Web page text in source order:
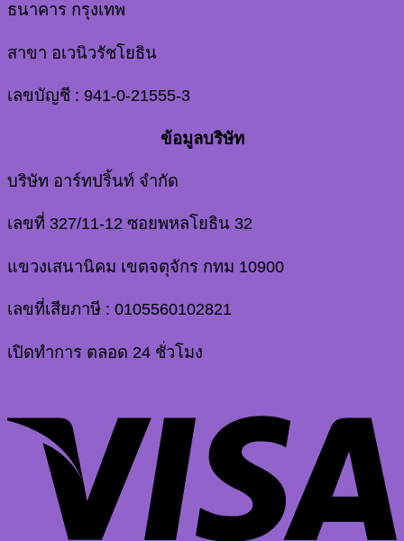
ธนาคาร กรุงเทพ
สาขา อเวนิวรัชโยธิน
เลขบัญชี : 941-0-21555-3
ข้อมูลบริษัท
บริษัท อาร์ทปริ้นท์ จำกัด
เลขที่ 327/11-12 ซอยพหลโยธิน 32
แขวงเสนานิคม เขตจตุจักร กทม 10900
เลขที่เสียภาษี : 0105560102821
เปิดทำการ ตลอด 24 ชั่วโมง